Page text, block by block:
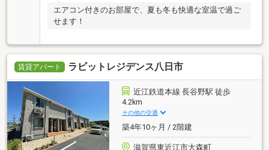
エアコン付きのお部屋で、夏も冬も快適な室温で過ご
せます！
賃貸アパート ラビットレジデンス八日市
近江鉄道本線 長谷野駅 徒歩
4.2km
その他の交通
築4年10ヶ月 / 2階建
滋賀県東近江市大森町